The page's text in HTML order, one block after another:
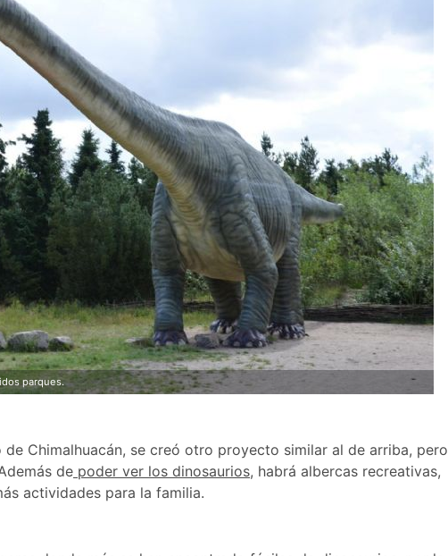
parques.
Chimalhuacán, se creó otro proyecto similar al de arriba, pero
de poder ver los dinosaurios, habrá albercas recreativas,
actividades para la familia.